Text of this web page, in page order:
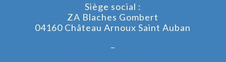
Siège social :
ZA Blaches Gombert
04160 Château Arnoux Saint Auban
–